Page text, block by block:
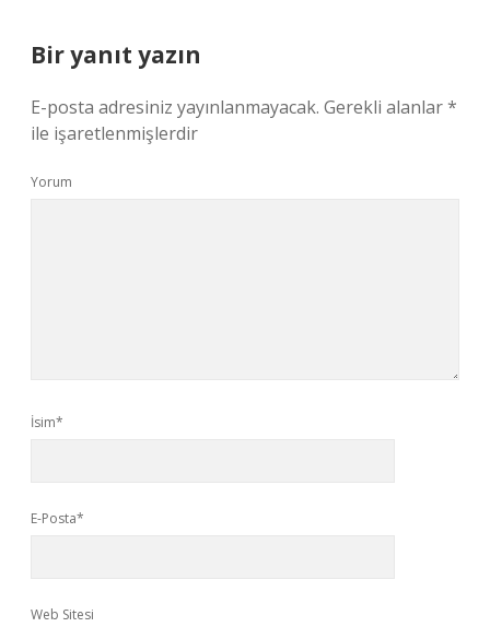
Bir yanıt yazın
E-posta adresiniz yayınlanmayacak. Gerekli alanlar*
ile işaretlenmişlerdir
Yorum
İsim*
E-Posta*
Web Sitesi